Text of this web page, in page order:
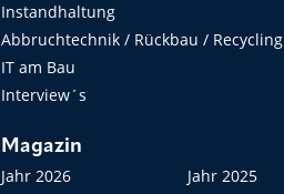
Instandhaltung
Abbruchtechnik / Rückbau / Recycling
IT am Bau
Interview´s
Magazin
Jahr 2026
Jahr 2025